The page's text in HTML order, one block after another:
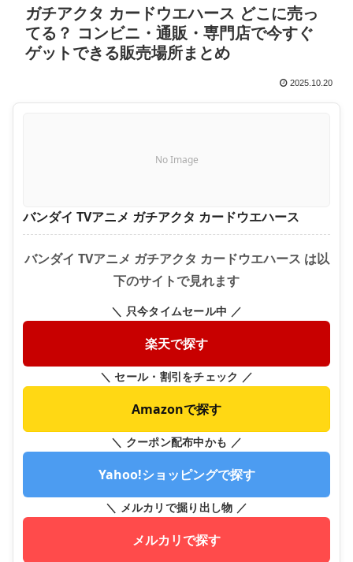
ガチアクタ カードウエハース どこに売っ
てる？ コンビニ・通販・専門店で今すぐ
ゲットできる販売場所まとめ
2025.10.20
No Image
バンダイ TVアニメ ガチアクタ カードウエハース
バンダイ TVアニメ ガチアクタ カードウエハース は以
下のサイトで見れます
＼ 只今タイムセール中 ／
楽天で探す
＼ セール・割引をチェック ／
Amazonで探す
＼ クーポン配布中かも ／
Yahoo!ショッピングで探す
＼ メルカリで掘り出し物 ／
メルカリで探す